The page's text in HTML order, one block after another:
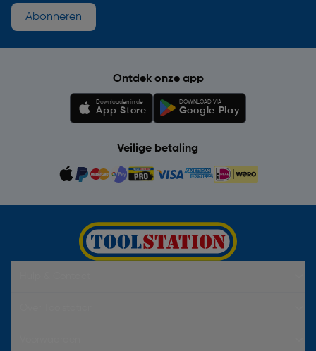
Abonneren
Ontdek onze app
Downloaden in de
App Store
DOWNLOAD VIA
Google Play
Veilige betaling